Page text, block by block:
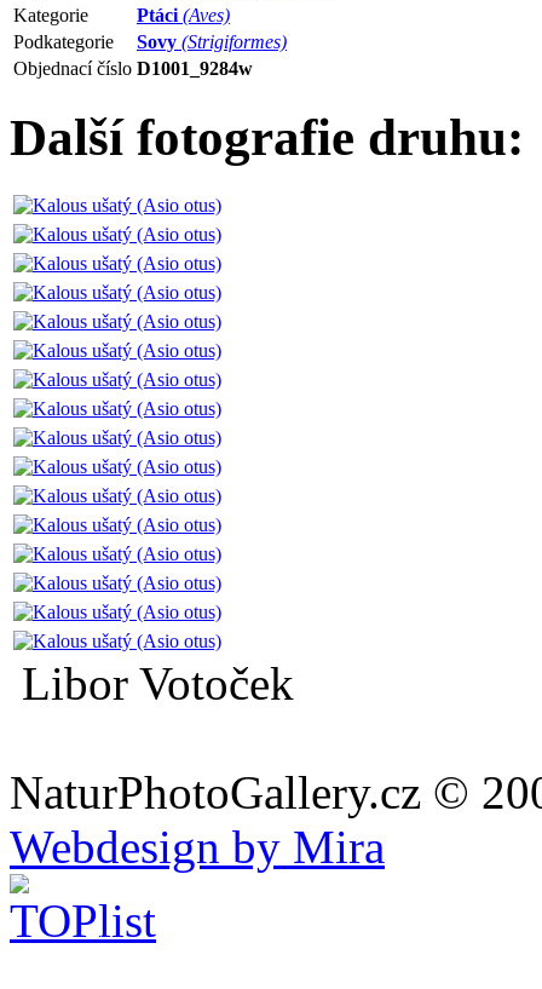
Kategorie
Ptáci (Aves)
Podkategorie
Sovy (Strigiformes)
Objednací číslo D1001_9284w
Další fotografie
Libor Votoček
NaturPhotoGallery.cz ©
Webdesign by Mira